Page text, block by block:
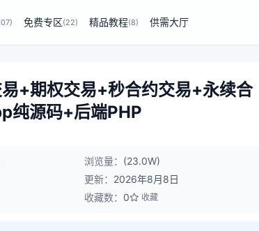
免费专区(22) 精品教程(8) 供需大厅
+期权交易+秒合约交易+永续合
纯源码+后端PHP
浏览量： (23.0W)
更新： 2026年8月8日
收藏数： 0 收藏